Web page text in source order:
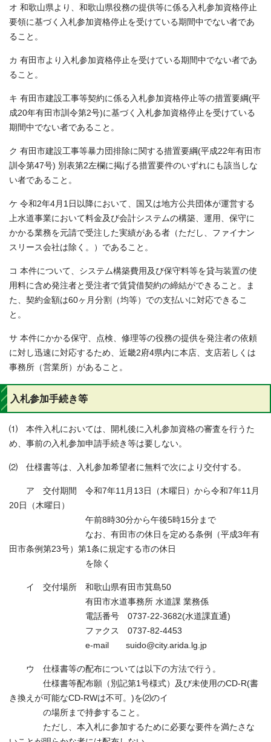
オ 和歌山県より、和歌山県役務の提供等に係る入札参加資格停止
要領に基づく入札参加資格停止を受けている期間中でない者であ
ること。
カ 有田市より入札参加資格停止を受けている期間中でない者であ
ること。
キ 有田市建設工事等契約に係る入札参加資格停止等の措置要綱(平
成20年有田市訓令第2号)に基づく入札参加資格停止を受けている
期間中でない者であること。
ク 有田市建設工事等暴力団排除に関する措置要綱(平成22年有田市
訓令第47号) 別表第2左欄に掲げる措置要件のいずれにも該当しな
い者であること。
ケ 令和2年4月1日以降において、国又は地方公共団体が運営する
上水道事業において料金及び会計システムの構築、運用、保守に
かかる業務を元請で受注した実績がある者（ただし、ファイナン
スリース会社は除く。）であること。
コ 本件について、システム構築費用及び保守料等を貸与装置の使
用料に含め発注者と受注者で賃貸借契約の締結ができること。ま
た、契約金額は60ヶ月分割（均等）での支払いに対応できるこ
と。
サ 本件にかかる保守、点検、修理等の役務の提供を発注者の依頼
に対し迅速に対応するため、近畿2府4県内に本店、支店若しくは
事務所（営業所）があること。
入札参加手続き等
⑴ 本件入札においては、開札後に入札参加資格の審査を行うた
め、事前の入札参加申請手続き等は要しない。
⑵ 仕様書等は、入札参加希望者に無料で次により交付する。
ア 交付期間 令和7年11月13日（木曜日）から令和7年11月
20日（木曜日）
午前8時30分から午後5時15分まで
なお、有田市の休日を定める条例（平成3年有
田市条例第23号）第1条に規定する市の休日
を除く
イ 交付場所 和歌山県有田市箕島50
有田市水道事務所 水道課 業務係
電話番号 0737-22-3682(水道課直通)
ファクス 0737-82-4453
e-mail suido@city.arida.lg.jp
ウ 仕様書等の配布については以下の方法で行う。
仕様書等配布願（別記第1号様式）及び未使用のCD-R(書
き換えが可能なCD-RWは不可。)を⑵のイ
の場所まで持参すること。
ただし、本入札に参加するために必要な要件を満たさな